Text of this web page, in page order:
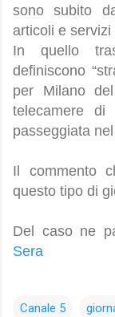
sono subito
articoli e servizi
In quello
definiscono
per Milano
telecamere
passeggiata
Il commento
questo tipo di
Del caso ne
Sera
Canale 5